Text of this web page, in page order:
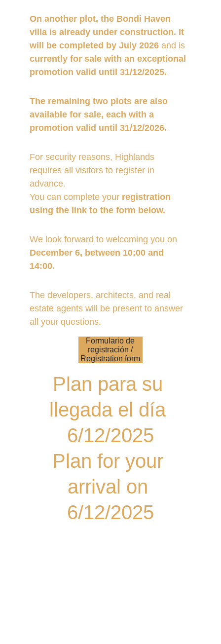
On another plot, the Bondi Haven
villa is already under construction. It
will be completed by July 2026 and is
currently for sale with an exceptional
promotion valid until 31/12/2025.
The remaining two plots are also
available for sale, each with a
promotion valid until 31/12/2026.
For security reasons, Highlands
requires all visitors to register in
advance.
You can complete your registration
using the link to the form below.
We look forward to welcoming you on
December 6, between 10:00 and
14:00.
The developers, architects, and real
estate agents will be present to answer
all your questions.
Formulario de
registración /
Registration form
Plan para su
llegada el día
6/12/2025
Plan for your
arrival on
6/12/2025